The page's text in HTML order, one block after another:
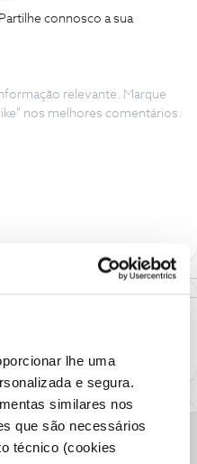
lhe uma
e segura.
similares nos
que são necessários
técnico (cookies
connosco a sua
relevante. Marque
nos melhores comentários.